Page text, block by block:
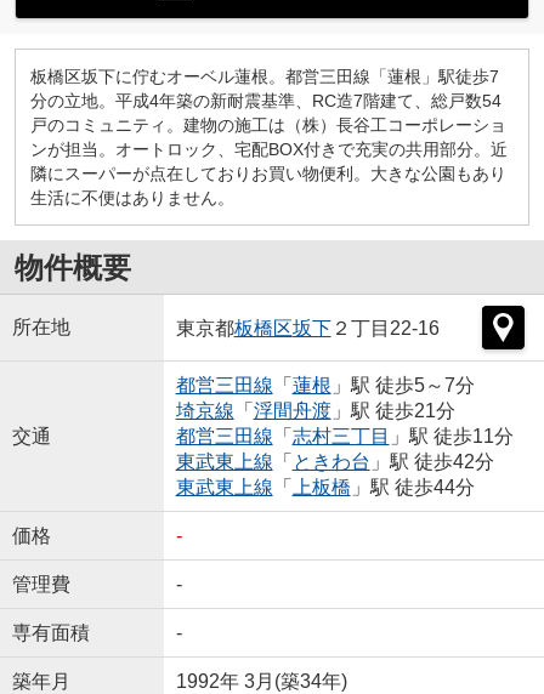
板橋区坂下に佇むオーベル蓮根。都営三田線「蓮根」駅徒歩7
分の立地。平成4年築の新耐震基準、RC造7階建て、総戸数54
戸のコミュニティ。建物の施工は（株）長谷工コーポレーショ
ンが担当。オートロック、宅配BOX付きで充実の共用部分。近
隣にスーパーが点在しておりお買い物便利。大きな公園もあり
生活に不便はありません。
物件概要
所在地 東京都板橋区坂下２丁目22-16
交通
都営三田線 「 蓮根 」駅 徒歩5～7分
埼京線 「 浮間舟渡」駅 徒歩21分
都営三田線 「 志村三丁目 」駅 徒歩11分
東武東上線 「 ときわ台 」駅 徒歩42分
東武東上線 「 上板橋 」駅 徒歩44分
価格 -
管理費 -
専有面積 -
築年月 1992年 3月(築34年)